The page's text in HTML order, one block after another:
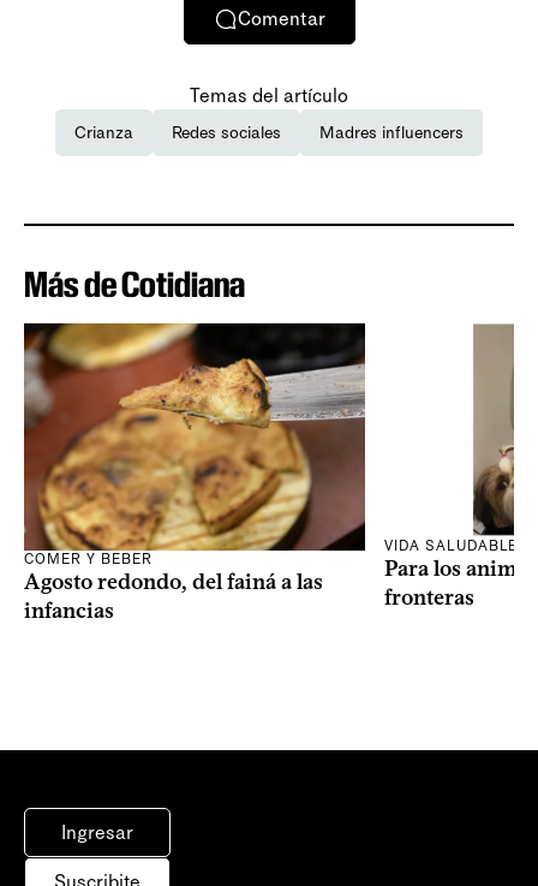
Comentar
Temas del artículo
Crianza Redes sociales Madres influencers
Más de Cotidiana
COMER Y BEBER
Agosto redondo, del fainá a las
infancias
VIDA SALUDABLE
Para los
fronteras
Ingresar